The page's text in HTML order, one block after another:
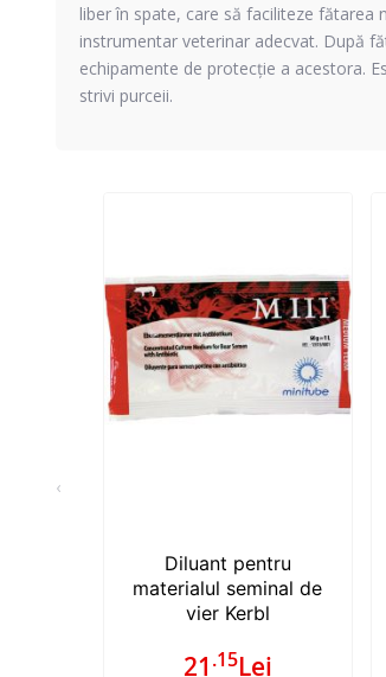
liber în spate, care să faciliteze fătarea
instrumentar veterinar adecvat. După
echipamente de protecție a acestora.
strivi purceii.
Diluant pentru
materialul seminal de
vier Kerbl
21 .15Lei
‹